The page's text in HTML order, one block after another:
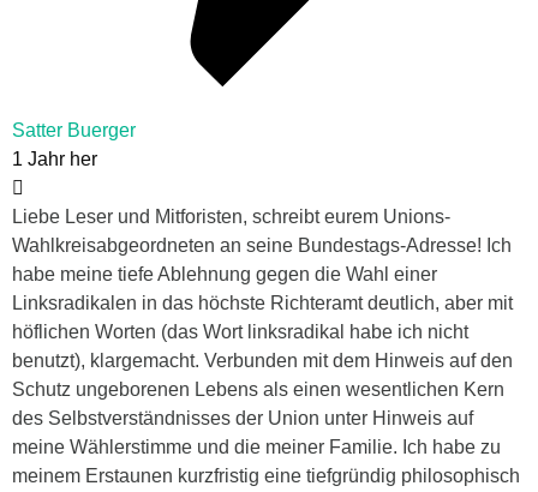
Satter Buerger
1 Jahr her
Liebe Leser und Mitforisten, schreibt eurem Unions-
Wahlkreisabgeordneten an seine Bundestags-Adresse! Ich
habe meine tiefe Ablehnung gegen die Wahl einer
Linksradikalen in das höchste Richteramt deutlich, aber mit
höflichen Worten (das Wort linksradikal habe ich nicht
benutzt), klargemacht. Verbunden mit dem Hinweis auf den
Schutz ungeborenen Lebens als einen wesentlichen Kern
des Selbstverständnisses der Union unter Hinweis auf
meine Wählerstimme und die meiner Familie. Ich habe zu
meinem Erstaunen kurzfristig eine tiefgründig philosophisch